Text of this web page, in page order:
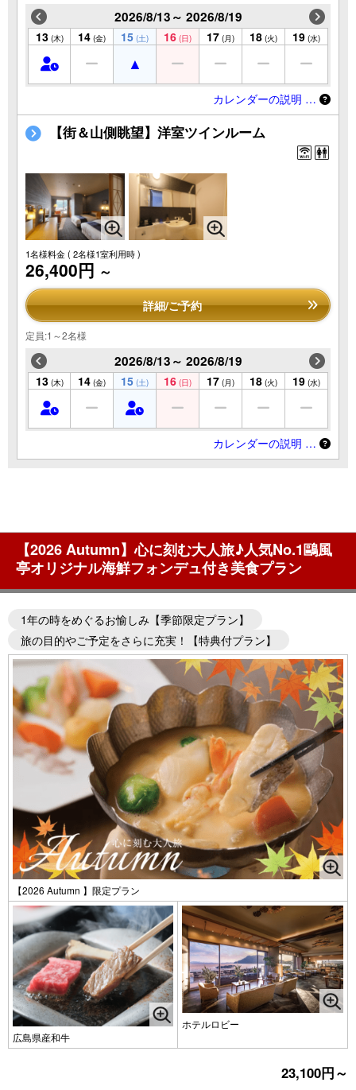
2026/8/13～ 2026/8/19
13 (木) 14 (金) 15 (土) 16 (日) 17 (月) 18 (火) 19 (水)
カレンダーの説明 …
【街＆山側眺望】洋室ツインルーム
1名様料金( 2名様1室利用時 )
26,400円 ～
詳細/ご予約
定員:1～2名様
2026/8/13～ 2026/8/19
13 (木) 14 (金) 15 (土) 16 (日) 17 (月) 18 (火) 19 (水)
カレンダーの説明 …
【2026 Autumn】心に刻む大人旅♪人気No.1鷗風
亭オリジナル海鮮フォンデュ付き美食プラン
1年の時をめぐるお愉しみ【季節限定プラン】
旅の目的やご予定をさらに充実！【特典付プラン】
【2026 Autumn 】限定プラン
広島県産和牛
ホテルロビー
23,100円～